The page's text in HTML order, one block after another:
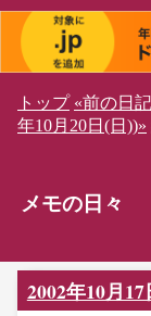
トップ «前の日
年10月20日(日))»
メモの日々
2002年10月